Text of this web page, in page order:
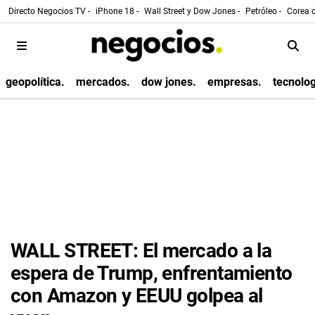
Directo Negocios TV - iPhone 18 - Wall Street y Dow Jones - Petróleo - Corea
geopolítica. mercados. dow jones. empresas.
WALL STREET: El mercado a la
espera de Trump, enfrentamiento
con Amazon y EEUU golpea al